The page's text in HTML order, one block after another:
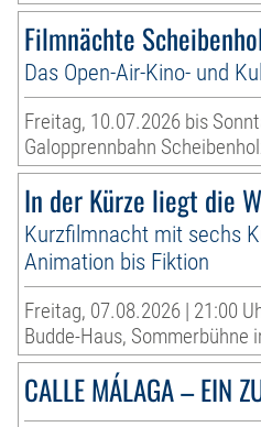
Filmnächte
Das Open-Air-Kino- und
Freitag, 10.07.2026 bis
Galopprennbahn
In der Kürze liegt die
Kurzfilmnacht mit sechs
Animation bis Fiktion
Freitag, 07.08.2026 | 21:00
Budde-Haus, Sommerbühne
CALLE MÁLAGA – EIN